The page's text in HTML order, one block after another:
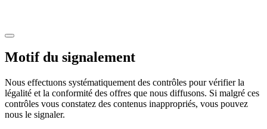
Motif du signalement
Nous effectuons systématiquement des contrôles pour vérifier la
légalité et la conformité des offres que nous diffusons. Si malgré ces
contrôles vous constatez des contenus inappropriés, vous pouvez
nous le signaler.